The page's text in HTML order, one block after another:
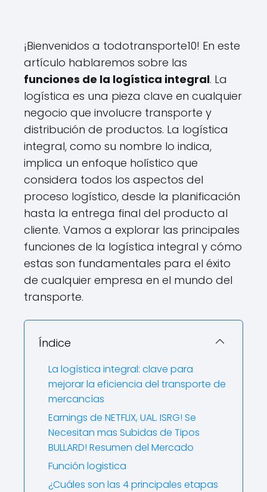
¡Bienvenidos a todotransporte10! En este
artículo hablaremos sobre las
funciones de la logística integral. La
logística es una pieza clave en cualquier
negocio que involucre transporte y
distribución de productos. La logística
integral, como su nombre lo indica,
implica un enfoque holístico que
considera todos los aspectos del
proceso logístico, desde la planificación
hasta la entrega final del producto al
cliente. Vamos a explorar las principales
funciones de la logística integral y cómo
estas son fundamentales para el éxito
de cualquier empresa en el mundo del
transporte.
Índice
La logística integral: clave para
mejorar la eficiencia del transporte de
mercancías
Earnings de NETFLIX, UAL. ISRG! Se
Necesitan mas Subidas de Tipos
BULLARD! Resumen del Mercado
Función logistica
¿Cuáles son las 4 principales etapas